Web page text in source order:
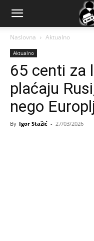
AutopressHR
Naslovna Aktualno
Aktualno
65 centi za
plaćaju
nego
By Igor Stažić - 27/03/2026